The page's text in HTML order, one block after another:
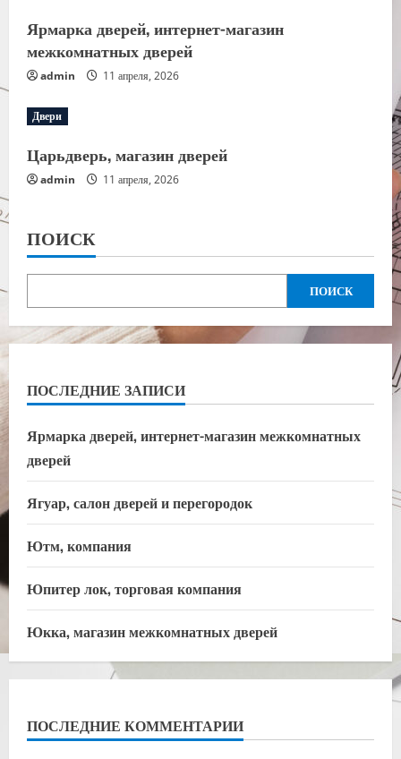
Ярмарка дверей, интернет-магазин
межкомнатных дверей
admin 11 апреля, 2026
Двери
Царьдверь, магазин дверей
admin 11 апреля, 2026
ПОИСК
ПОИСК
ПОСЛЕДНИЕ ЗАПИСИ
Ярмарка дверей, интернет-магазин межкомнатных
дверей
Ягуар, салон дверей и перегородок
Ютм, компания
Юпитер лок, торговая компания
Юкка, магазин межкомнатных дверей
ПОСЛЕДНИЕ КОММЕНТАРИИ